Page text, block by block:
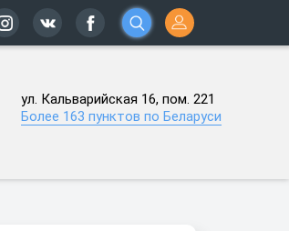
ул. Кальварийская 16, пом. 221
Более 163 пунктов по Беларуси